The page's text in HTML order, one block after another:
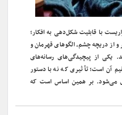
با قابلیت شکل‌دهی به افکار؛
و از دریچه چشم، الگوهای قهرمان و
یکی از پیچیدگی‌های رسانه‌های
آن‌ است؛ تأثیری که نه با دستور
می‌شود. بر همین اساس است که